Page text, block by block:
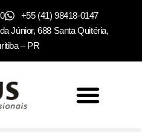
+55 (41) 98418-0147
Júnior, 688 Santa Quitéria,
– PR